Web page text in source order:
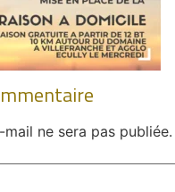
ne sera pas publiée.